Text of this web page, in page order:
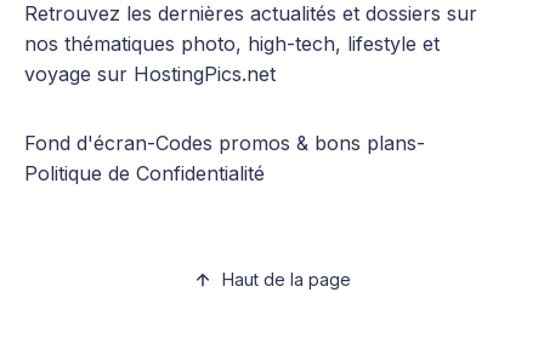
Retrouvez les dernières actualités et dossiers sur
nos thématiques photo, high-tech, lifestyle et
voyage sur HostingPics.net
Fond d'écran-Codes promos & bons plans-
Politique de Confidentialité
Haut de la page